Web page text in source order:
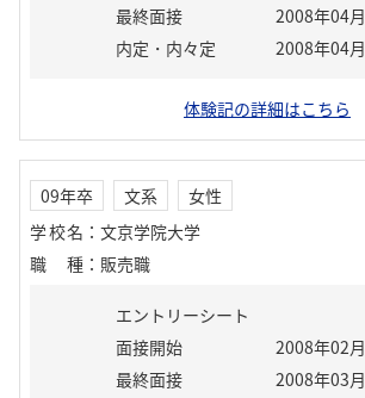
最終面接
2008年04月
内定・内々定
2008年04月
体験記の詳細はこちら
09年卒 文系
女性
学校名 ： 文京学院大学
職種 ： 販売職
エントリーシート
面接開始
2008年02月
最終面接
2008年03月